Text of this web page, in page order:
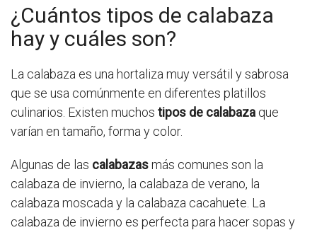
¿Cuántos tipos de calabaza
hay y cuáles son?
La calabaza es una hortaliza muy versátil y sabrosa
que se usa comúnmente en diferentes platillos
culinarios. Existen muchos tipos de calabaza que
varían en tamaño, forma y color.
Algunas de las calabazasmás comunes son la
calabaza de invierno, la calabaza de verano, la
calabaza moscada y la calabaza cacahuete. La
calabaza de invierno es perfecta para hacer sopas y